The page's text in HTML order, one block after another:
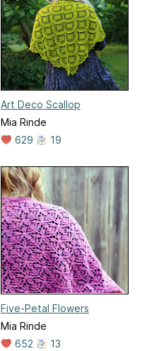
Art Deco Scallop
Mia Rinde
629
19
Five-Petal Flowers
Mia Rinde
652
13